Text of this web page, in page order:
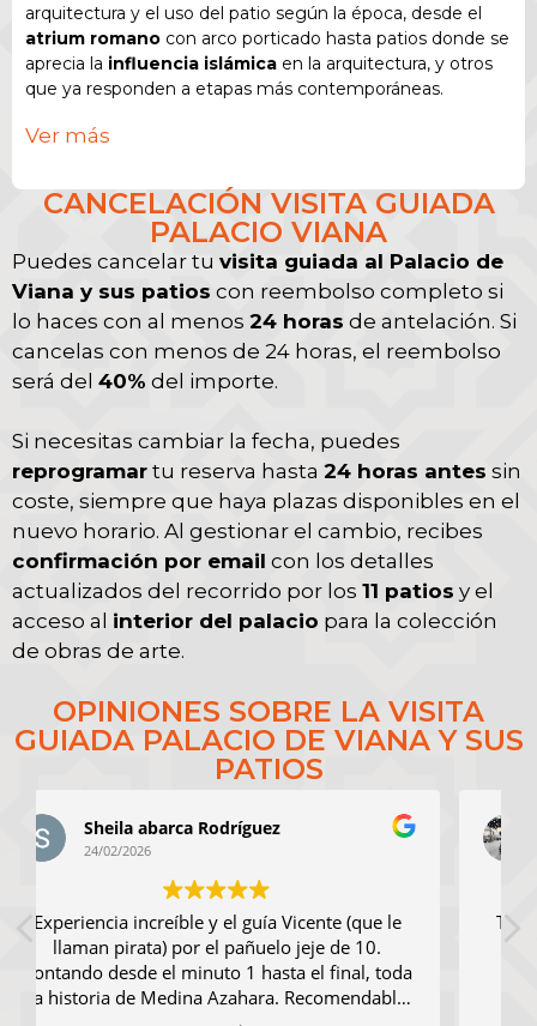
arquitectura y el uso del patio según la época, desde el
atrium romano con arco porticado hasta patios donde se
aprecia la influencia islámica en la arquitectura, y otros
que ya responden a etapas más contemporáneas.
El itinerario continúa patio a patio, con paradas donde se
diseño se puso también al servicio del poder de lafamilia
nobiliariaque habitó el palacio. En el conjunto se visitan
jardínde gran tamaño y elinterior del
palacio , que conserva una colección de obras de arte
donde se citanGoyaySorolla.
La visita al interior puede hacer que el orden del recorrido
se ajuste según el momento de acceso a la colección, ya
que esa parte se realiza con el personal de la fundación. Si
interior y después se retoma el recorrido exactamente
donde se había dejado.
La visita termina dentro del propio Palacio de Viana
vez completados patios y colecciones. Al finalizar, es
posible seguir visitando los patios por cuenta propia
siempre que no se salga del recinto del palacio, porque si
se sale ya no se puede volver a entrar.
Ver más
CANCELACIÓN VISITA GUIADA
PALACIO VIANA
Puedes cancelar tu visita guiada al Palacio de
Viana y sus patios con reembolso completo si
lo haces con al menos 24 horas de antelación. Si
cancelas con menos de 24 horas, el reembolso
será del 40% del importe.
Si necesitas cambiar la fecha, puedes
reprogramar tu reserva hasta 24 horas antes sin
coste, siempre que haya plazas disponibles en el
nuevo horario. Al gestionar el cambio, recibes
confirmación por email con los detalles
actualizados del recorrido por los 11 patios y el
acceso al interior del palacio para la colección
de obras de arte.
OPINIONES SOBRE LA VISITA
GUIADA PALACIO DE VIANA Y SUS
PATIOS
Ezequiel Martín
24/02/2026
Todo genial y sobre todo las explicaciones de
nuestro guía Vicente